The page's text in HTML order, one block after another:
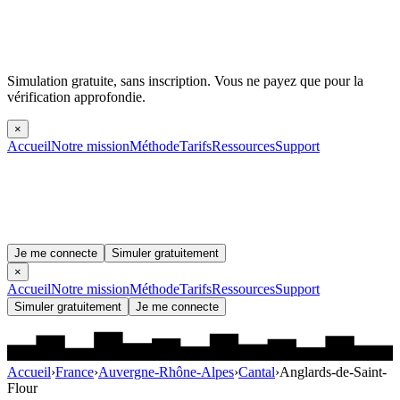
Simulation gratuite, sans inscription. Vous ne payez que pour la
vérification approfondie.
×
AccueilNotre missionMéthodeTarifsRessourcesSupport
Je me connecte
Simuler gratuitement
×
AccueilNotre missionMéthodeTarifsRessourcesSupport
Simuler gratuitement Je me connecte
Accueil›France›Auvergne-Rhône-Alpes›Cantal›Anglards-de-Saint-
Flour